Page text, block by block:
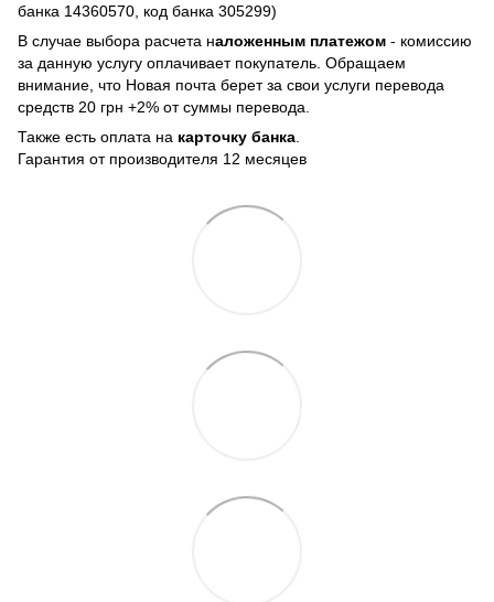
банка 14360570, код банка 305299)
В случае выбора расчета наложенным платежом - комиссию
за данную услугу оплачивает покупатель. Обращаем
внимание, что Новая почта берет за свои услуги перевода
средств 20 грн +2% от суммы перевода.
Также есть оплата на карточку банка
Гарантия от производителя 12 месяцев